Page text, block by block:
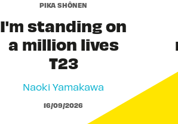
PIKA SHÔNEN
I'm standing on
a million lives
T23
Naoki Yamakawa
16/09/2026